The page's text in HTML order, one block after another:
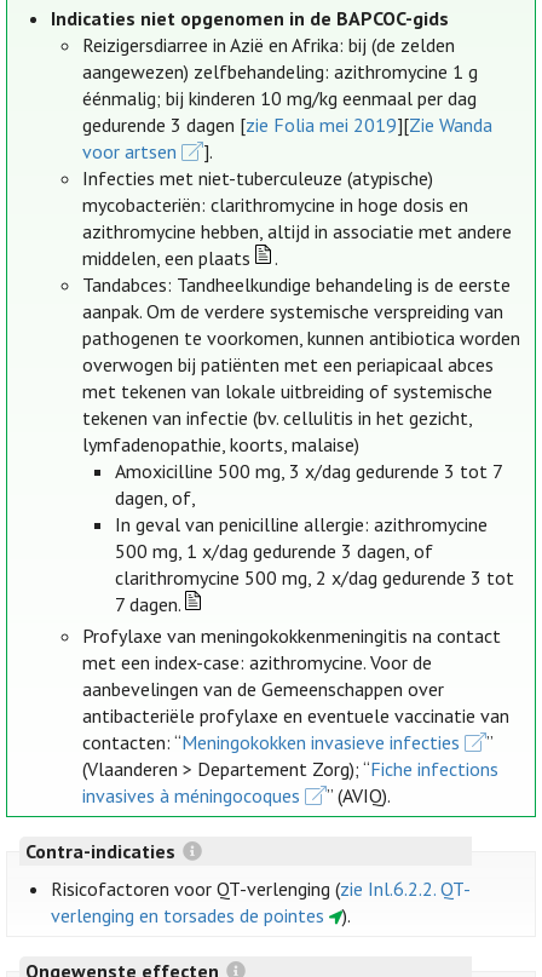
Indicaties niet opgenomen in de BAPCOC-gids
Reizigersdiarree in Azië en Afrika: bij (de zelden
aangewezen) zelfbehandeling: azithromycine 1 g
éénmalig; bij kinderen 10 mg/kg eenmaal per dag
gedurende 3 dagen [zie Folia mei 2019][Zie Wanda
voor artsen
].
Infecties met niet-tuberculeuze (atypische)
mycobacteriën: clarithromycine in hoge dosis en
azithromycine hebben, altijd in associatie met andere
middelen, een plaats
.
Tandabces: Tandheelkundige behandeling is de eerste
aanpak. Om de verdere systemische verspreiding van
pathogenen te voorkomen, kunnen antibiotica worden
overwogen bij patiënten met een periapicaal abces
met tekenen van lokale uitbreiding of systemische
tekenen van infectie (bv. cellulitis in het gezicht,
lymfadenopathie, koorts, malaise)
Amoxicilline 500 mg, 3 x/dag gedurende 3 tot 7
dagen, of,
In geval van penicilline allergie: azithromycine
500 mg, 1 x/dag gedurende 3 dagen, of
clarithromycine 500 mg, 2 x/dag gedurende 3 tot
7 dagen.
Profylaxe van meningokokkenmeningitis na contact
met een index-case: azithromycine. Voor de
aanbevelingen van de Gemeenschappen over
antibacteriële profylaxe en eventuele vaccinatie van
contacten: “Meningokokken invasieve infecties
”
(Vlaanderen > Departement Zorg); “Fiche infections
invasives à méningocoques
” (AVIQ).
Contra-indicaties
Risicofactoren voor QT-verlenging (zie Inl.6.2.2. QT-
verlenging en torsades de pointes
).
Ongewenste effecten